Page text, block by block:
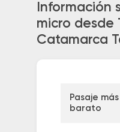
Información
micro desde
Catamarca
Pasaje más
barato